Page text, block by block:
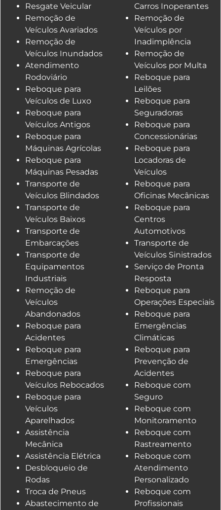
Resgate Veicular
Remoção de
Veículos Avariados
Remoção de
Veículos Inundados
Atendimento
Rodoviário
Reboque para
Veículos de Luxo
Reboque para
Veículos Antigos
Reboque para
Máquinas Agrícolas
Reboque para
Máquinas Pesadas
Transporte de
Veículos Blindados
Transporte de
Veículos Baixos
Transporte de
Embarcações
Transporte de
Equipamentos
Industriais
Remoção de
Veículos
Abandonados
Reboque para
Acidentes
Reboque para
Emergências
Reboque para
Veículos Rebocados
Reboque para
Veículos
Aparelhados
Assistência
Mecânica
Assistência Elétrica
Desbloqueio de
Rodas
Troca de Pneus
Abastecimento de
Carros Inoperantes
Remoção de
Veículos por
Inadimplência
Remoção de
Veículos por Multa
Reboque para
Leilões
Reboque para
Seguradoras
Reboque para
Concessionárias
Reboque para
Locadoras de
Veículos
Reboque para
Oficinas Mecânicas
Reboque para
Centros
Automotivos
Transporte de
Veículos Sinistrados
Serviço de Pronta
Resposta
Reboque para
Operações Especiais
Reboque para
Emergências
Climáticas
Reboque para
Prevenção de
Acidentes
Reboque com
Seguro
Reboque com
Monitoramento
Reboque com
Rastreamento
Reboque com
Atendimento
Personalizado
Reboque com
Profissionais